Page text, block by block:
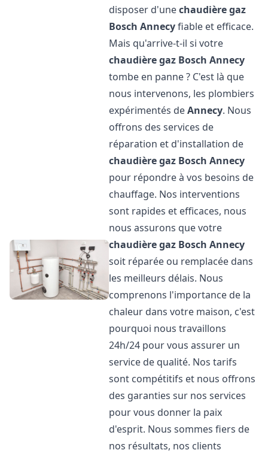
disposer d'unechaudière gaz
Bosch Annecyfiable et efficace.
Mais qu'arrive-t-il si votre
chaudière gaz Bosch Annecy
tombe en panne ? C'est là que
nous intervenons, les plombiers
expérimentés deAnnecy. Nous
offrons des services de
réparation et d'installation de
chaudière gaz Bosch Annecy
pour répondre à vos besoins de
chauffage. Nos interventions
sont rapides et efficaces, nous
nous assurons que votre
chaudière gaz Bosch Annecy
soit réparée ou remplacée dans
les meilleurs délais. Nous
comprenons l'importance de la
chaleur dans votre maison, c'est
pourquoi nous travaillons
24h/24 pour vous assurer un
service de qualité. Nos tarifs
sont compétitifs et nous offrons
des garanties sur nos services
pour vous donner la paix
d'esprit. Nous sommes fiers de
nos résultats, nos clients